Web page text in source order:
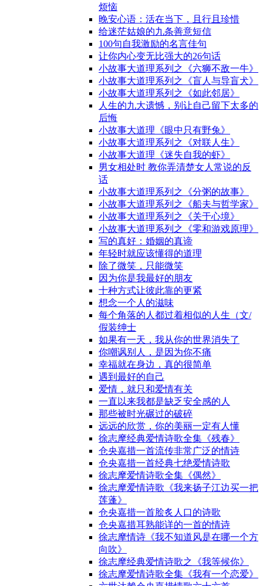
烦恼
晚安心语：活在当下，且行且珍惜
给迷茫姑娘的九条善意短信
100句自我激励的名言佳句
让你内心变无比强大的26句话
小故事大道理系列之《六狮不敌一牛》
小故事大道理系列之《盲人与导盲犬》
小故事大道理系列之《如此邻居》
人生的九大遗憾，别让自己留下太多的
后悔
小故事大道理《眼中只有野兔》
小故事大道理系列之《对联人生》
小故事大道理《迷失自我的虾》
男女相处时 教你弄清楚女人常说的反
话
小故事大道理系列之《分粥的故事》
小故事大道理系列之《船夫与哲学家》
小故事大道理系列之《关于心境》
小故事大道理系列之《零和游戏原理》
写的真好：婚姻的真谛
年轻时就应该懂得的道理
除了微笑，只能微笑
因为你是我最好的朋友
十种方式让彼此靠的更紧
想念一个人的滋味
每个角落的人都过着相似的人生（文/
假装绅士
如果有一天，我从你的世界消失了
你嘲讽别人，是因为你不痛
幸福就在身边，真的很简单
遇到最好的自己
爱情，就只和爱情有关
一直以来我都是缺乏安全感的人
那些被时光碾过的破碎
远远的欣赏，你的美丽一定有人懂
徐志摩经典爱情诗歌全集《残春》
仓央嘉措一首流传非常广泛的情诗
仓央嘉措一首经典七绝爱情诗歌
徐志摩爱情诗歌全集《偶然》
徐志摩爱情诗歌《我来扬子江边买一把
莲蓬》
仓央嘉措一首脍炙人口的诗歌
仓央嘉措耳熟能详的一首的情诗
徐志摩情诗《我不知道风是在哪一个方
向吹》
徐志摩经典爱情诗歌之《我等候你》
徐志摩爱情诗歌全集《我有一个恋爱》